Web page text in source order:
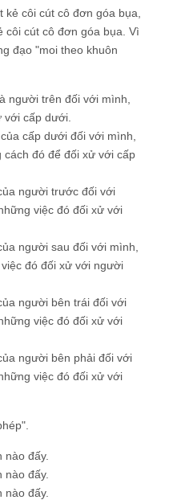
côi cút cô đơn góa bụa,
côi cút cô đơn góa bụa. Vì
đạo "moi theo khuôn
người trên đối với mình,
cấp dưới.
cấp dưới đối với mình,
đó để đối xử với cấp
người trước đối với
việc đó đối xử với
người sau đối với mình,
đó đối xử với người
người bên trái đối với
việc đó đối xử với
người bên phải đối với
việc đó đối xử với
nào đấy.
nào đấy.
nào đấy.